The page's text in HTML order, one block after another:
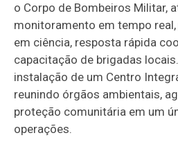
o Corpo de Bombeiros Militar,
monitoramento em tempo
em ciência, resposta rápida
capacitação de brigadas
instalação de um Centro
reunindo órgãos ambientais,
proteção comunitária em um
operações.